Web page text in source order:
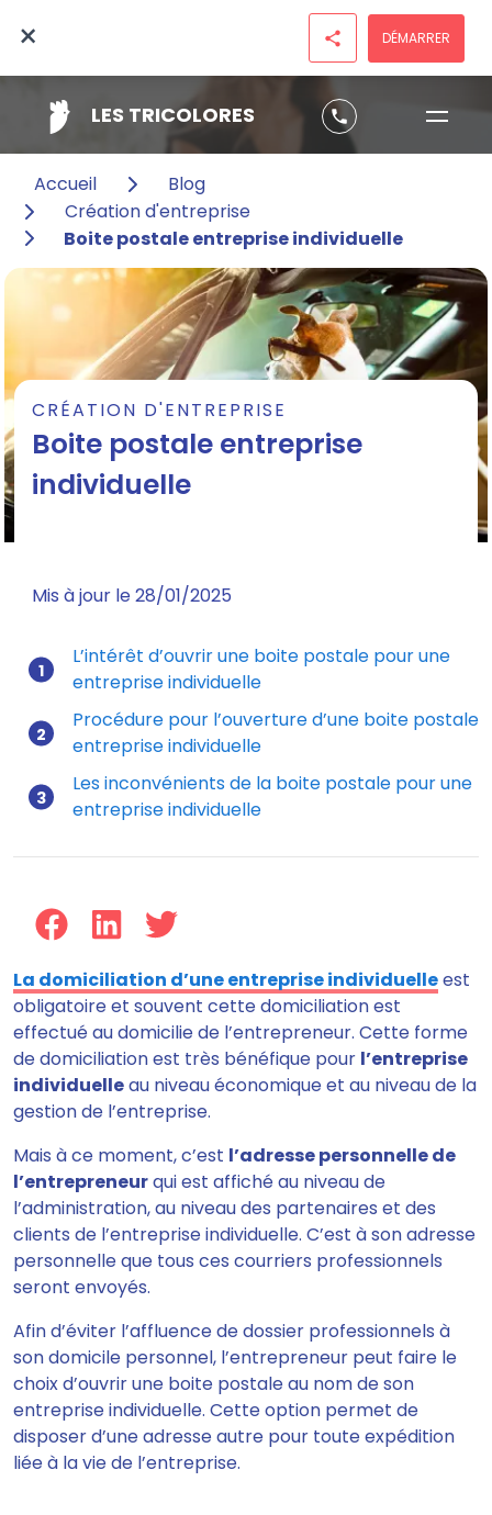
LES TRICOLORES phone
× share DÉMARRER
Accueil
Blog
Création d'entreprise
Boite postale entreprise individuelle
CRÉATION D'ENTREPRISE
Boite postale entreprise
individuelle
Mis à jour le 28/01/2025
L’intérêt d’ouvrir une boite postale pour une
entreprise individuelle
Procédure pour l’ouverture d’une boite postale
entreprise individuelle
Les inconvénients de la boite postale pour une
entreprise individuelle
La domiciliation d’une entreprise individuelleest
obligatoireet souvent cette domiciliation est
effectué au domicilie de l’entrepreneur. Cette forme
de domiciliation est très bénéfique pour l’entreprise
individuelleau niveau économique et au niveau de la
gestion de l’entreprise.
Mais à ce moment, c’est l’adresse personnelle de
l’entrepreneurqui est affiché au niveau de
l’administration, au niveau des partenaires et des
clients de l’entreprise individuelle. C’est à son adresse
personnelle que tous ces courriers professionnels
seront envoyés.
Afin d’éviter l’affluence de dossier professionnels à
son domicile personnel, l’entrepreneur peut faire le
choix d’ouvrir une boite postale au nom de son
entreprise individuelle. Cette option permet de
disposer d’une adresse autre pour toute expédition
liée à la vie de l’entreprise.